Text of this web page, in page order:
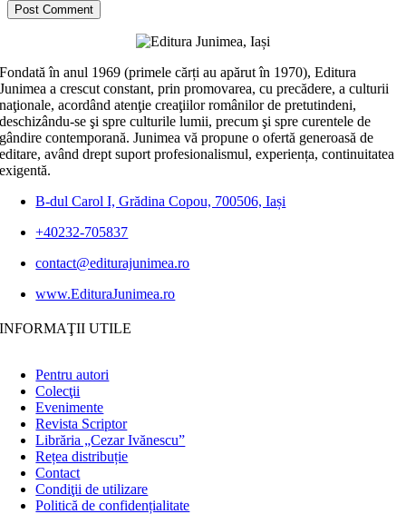
Fondată în anul 1969 (primele cărți au apărut în 1970), Editura
Junimea a crescut constant, prin promovarea, cu precădere, a culturii
naţionale, acordând atenţie creaţiilor românilor de pretutindeni,
deschizându-se şi spre culturile lumii, precum şi spre curentele de
gândire contemporană. Junimea vă propune o ofertă generoasă de
editare, având drept suport profesionalismul, experiența, continuitatea
exigentă.
B-dul Carol I, Grădina Copou, 700506, Iași
+40232-705837
contact@editurajunimea.ro
www.EdituraJunimea.ro
INFORMAŢII UTILE
Pentru autori
Colecţii
Evenimente
Revista Scriptor
Librăria „Cezar Ivănescu”
Rețea distribuție
Contact
Condiţii de utilizare
Politică de confidențialitate